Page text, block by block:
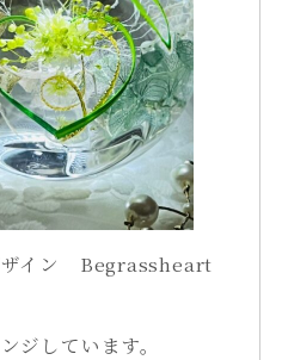
ザイン Begrassheart
ジしています。